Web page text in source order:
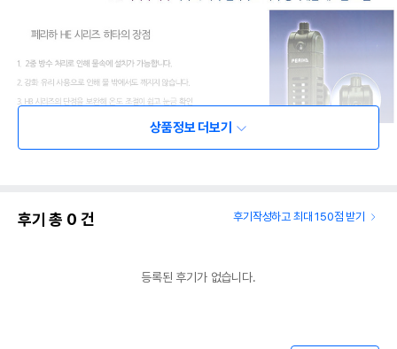
상품정보 더보기
후기 총 0 건 후기작성하고 최대 150점 받기
등록된 후기가 없습니다.